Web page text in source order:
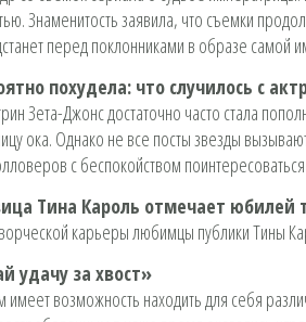
Знаменитость заявила, что съемки
перед поклонниками в образе самой
похудела: что случилось с
Зета-Джонс достаточно часто стала
ока. Однако не все посты звезды
с беспокойством
Тина Кароль отмечает юбилей
карьеры любимцы публики Тины
удачу за хвост»
возможность находить для себя